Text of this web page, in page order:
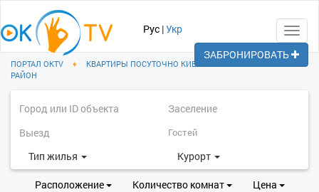
Рус |Укр
ПОРТАЛ OKTV ♦ КВАРТИРЫ ПОСУТОЧНО КИЕВ
РАЙОН
Тип жилья Курорт
Расположение Количество комнат
Цена
ЗАБРОНИРОВАТЬ